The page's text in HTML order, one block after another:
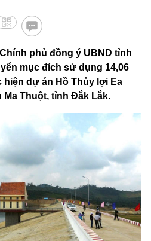
phủ đồng ý UBND tỉnh
mục đích sử dụng 14,06
hiện dự án Hồ Thủy lợi Ea
Ma Thuột, tỉnh Đắk Lắk.